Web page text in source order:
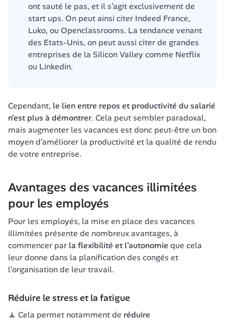
ont sauté le pas, et il s’agit exclusivement de
start ups. On peut ainsi citer Indeed France,
Luko, ou Openclassrooms. La tendance venant
des Etats-Unis, on peut aussi citer de grandes
entreprises de la Silicon Valley comme Netflix
ou Linkedin.
Cependant, le lien entre repos et productivité du salarié
n'est plus à démontrer. Cela peut sembler paradoxal,
mais augmenter les vacances est donc peut-être un bon
moyen d’améliorer la productivité et la qualité de rendu
de votre entreprise.
Avantages des vacances illimitées
pour les employés
Pour les employés, la mise en place des vacances
illimitées présente de nombreux avantages, à
commencer par la flexibilité et l’autonomie que cela
leur donne dans la planification des congés et
l'organisation de leur travail.
Réduire le stress et la fatigue
🧘 Cela permet notamment de réduire